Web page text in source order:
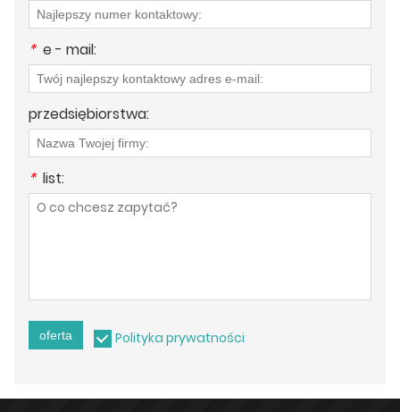
* e - mail:
przedsiębiorstwa:
* list:
oferta Polityka prywatności